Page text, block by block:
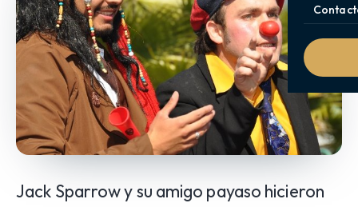
Jack Sparrow y su amigo payaso hicieron